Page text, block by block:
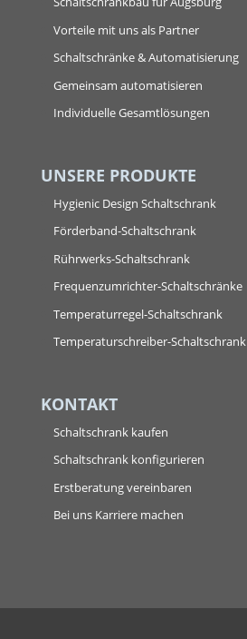
Vorteile mit uns als Partner
Schaltschränke & Automatisierung
Gemeinsam automatisieren
Individuelle Gesamtlösungen
UNSERE PRODUKTE
Hygienic Design Schaltschrank
Förderband-Schaltschrank
Rührwerks-Schaltschrank
Frequenzumrichter-Schaltschränke
Temperaturregel-Schaltschrank
Temperaturschreiber-Schaltschrank
KONTAKT
Schaltschrank kaufen
Schaltschrank konfigurieren
Erstberatung vereinbaren
Bei uns Karriere machen